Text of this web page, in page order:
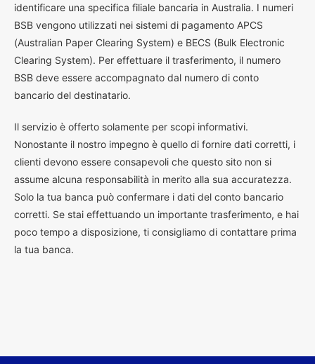
identificare una specifica filiale bancaria in Australia. I numeri
BSB vengono utilizzati nei sistemi di pagamento APCS
(Australian Paper Clearing System) e BECS (Bulk Electronic
Clearing System). Per effettuare il trasferimento, il numero
BSB deve essere accompagnato dal numero di conto
bancario del destinatario.
Il servizio è offerto solamente per scopi informativi.
Nonostante il nostro impegno è quello di fornire dati corretti, i
clienti devono essere consapevoli che questo sito non si
assume alcuna responsabilità in merito alla sua accuratezza.
Solo la tua banca può confermare i dati del conto bancario
corretti. Se stai effettuando un importante trasferimento, e hai
poco tempo a disposizione, ti consigliamo di contattare prima
la tua banca.